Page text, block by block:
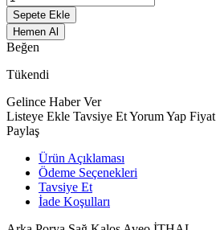
Sepete Ekle
Hemen Al
Beğen
Tükendi
Gelince Haber Ver
Listeye Ekle Tavsiye EtYorum Yap
Paylaş
Ürün Açıklaması
Ödeme Seçenekleri
Tavsiye Et
İade Koşulları